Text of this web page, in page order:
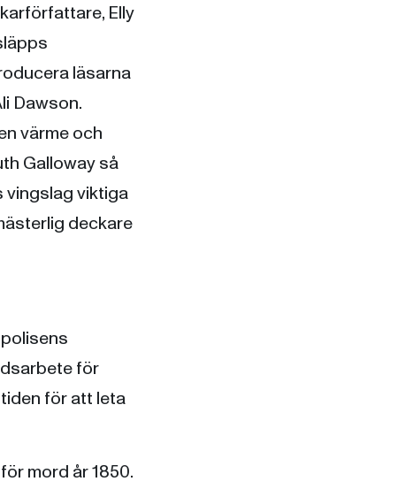
Elly
läsarna
Dawson.
värme och
Galloway så
vingslag viktiga
deckare
för
för att leta
mord år 1850.